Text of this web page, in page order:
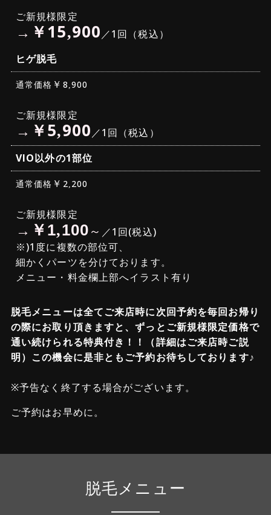
ご新規様限定
→ ￥15,900 ／1回（税込）
ヒゲ脱毛
通常価格 ￥ 8 900
ご新規様限定
→ ￥5,900 ／1回（税込）
VIO以外の1部位
通常価格 ￥ 2 200
ご新規様限定
→ ￥ 1,100 ～ ／1回(税込)
※)1度に複数の部位可、
細かくパーツを分けております。
メニュー・料金欄上部へイラスト有り
脱毛メニューは全てご来店時に次回予約を毎回お帰り
の際にお取り頂きますと、ずっとご新規様限定価格で
通い続けられる特典付き！！（詳細はご来店時ご説
明）この機会に是非ともご予約お待ちしております♪
※予告なく終了する場合がございます。
ご予約はお早めに。
脱毛メニュー